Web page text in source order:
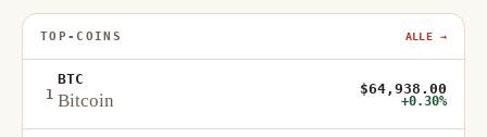
TOP-COINS ALLE →
1
BTC
Bitcoin
$64,938.00
+0.30%